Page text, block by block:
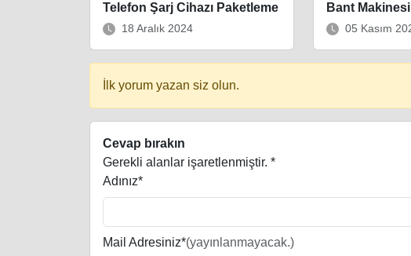
Telefon Şarj Cihazı Paketleme
18 Aralık 2024
Bant
05 Kasım
İlk yorum yazan siz olun.
Cevap bırakın
Gerekli alanlar işaretlenmiştir. *
Adınız*
Mail Adresiniz*(yayınlanmayacak.)